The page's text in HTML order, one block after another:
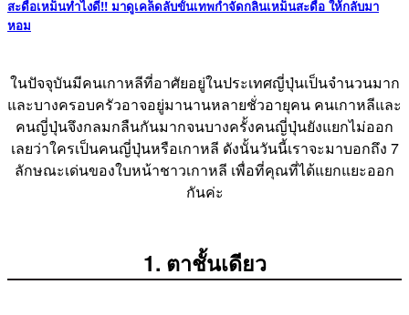
สะดือเหม็นทำไงดี!! มาดูเคล็ดลับขั้นเทพกำจัดกลิ่นเหม็นสะดือ ให้กลับมา
หอม
ในปัจจุบันมีคนเกาหลีที่อาศัยอยู่ในประเทศญี่ปุ่นเป็นจำนวนมาก
และบางครอบครัวอาจอยู่มานานหลายชั่วอายุคน คนเกาหลีและ
คนญี่ปุ่นจึงกลมกลืนกันมากจนบางครั้งคนญี่ปุ่นยังแยกไม่ออก
เลยว่าใครเป็นคนญี่ปุ่นหรือเกาหลี ดังนั้นวันนี้เราจะมาบอกถึง 7
ลักษณะเด่นของใบหน้าชาวเกาหลี เพื่อที่คุณที่ได้แยกแยะออก
กันค่ะ
1. ตาชั้นเดียว